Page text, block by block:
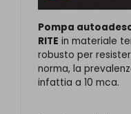
Pompa
RITE in materiale
robusto per
norma, la
infattia a 10 mca.